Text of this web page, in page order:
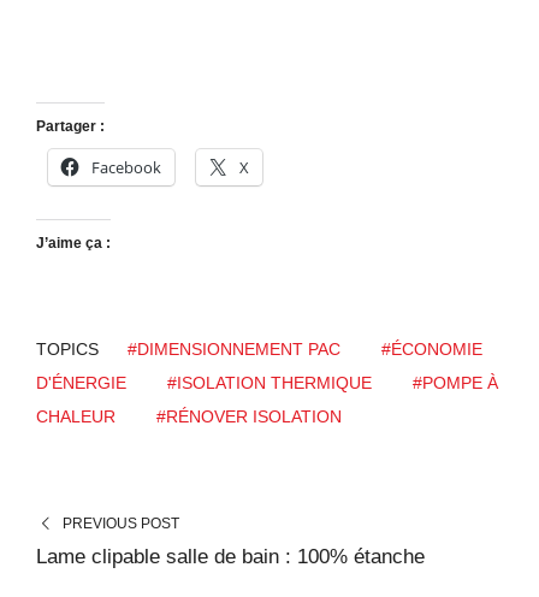
Partager :
Facebook X
J’aime ça :
TOPICS #DIMENSIONNEMENT PAC
#ÉCONOMIE
D'ÉNERGIE
#ISOLATION THERMIQUE
#POMPE À
CHALEUR
#RÉNOVER ISOLATION
PREVIOUS POST
Lame clipable salle de bain : 100% étanche